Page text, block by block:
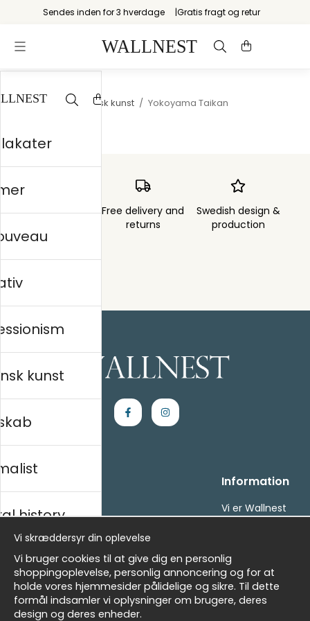
Sendes inden for 3 hverdage Gratis fragt og retur
Startsiden Japansk kunst / Yokoyama Taikan
Order sent within Free delivery and
returns
Swedish design &
production
Kontakt os
- Returer och återbetalningar
- Leverans - enkelt, snabbt &amp; gratis
Om cookies
Mine favoritter
Information
Vi er Wallnest
Nyhedsbrev
kunst
history
Vi skræddersyr din oplevelse
Vi bruger cookies til at give dig en personlig
shoppingoplevelse, personlig annoncering og for at
holde vores hjemmesider pålidelige og sikre. Til dette
formål indsamler vi oplysninger om brugere, deres
design og deres enheder.